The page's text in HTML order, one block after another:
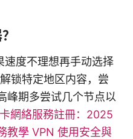
速度不理想再手动选择
锁特定地区内容，尝
峰期多尝试几个节点以
網絡服務註冊：2025
教學 VPN 使用安全與